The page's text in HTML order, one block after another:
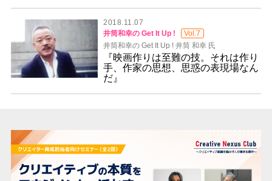
2018.11.07
井筒和幸の Get It Up !
Vol.7
井筒和幸の Get It Up ! 井筒 和幸 氏
『映画作りは至難の技。それは作り
手、作家の思想、思惑の表現場なん
だ』